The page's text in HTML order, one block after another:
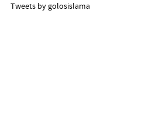
Tweets by golosislama